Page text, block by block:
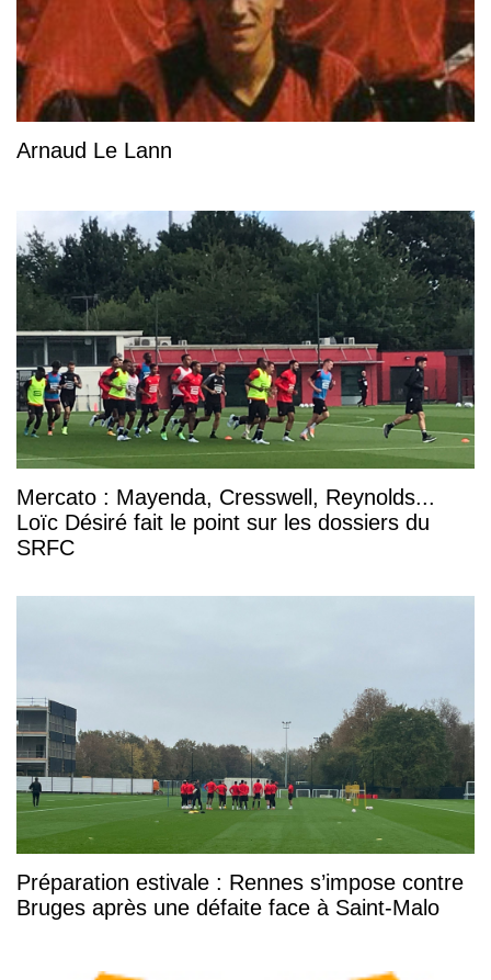
Arnaud Le Lann
Mercato : Mayenda, Cresswell, Reynolds...
Loïc Désiré fait le point sur les dossiers du
SRFC
Préparation estivale : Rennes s’impose contre
Bruges après une défaite face à Saint-Malo